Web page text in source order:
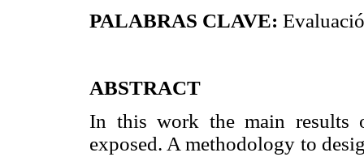
PALABRAS CLAVE:
ABSTRACT
In this work the main results
exposed. A methodology to